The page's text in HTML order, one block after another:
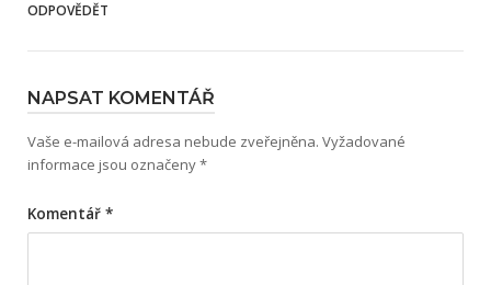
ODPOVĚDĚT
NAPSAT KOMENTÁŘ
Vaše e-mailová adresa nebude zveřejněna. Vyžadované
informace jsou označeny*
Komentář *